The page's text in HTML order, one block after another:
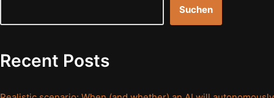
Suchen
Recent Posts